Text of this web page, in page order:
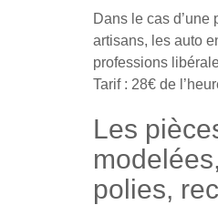
Dans le cas d’une
artisans, les auto
professions
Tarif : 28€ de
Les
polies,